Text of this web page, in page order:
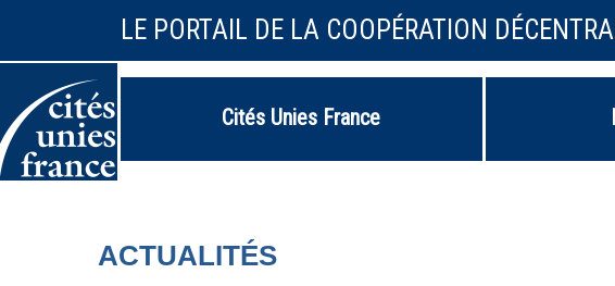
LE PORTAIL DE LA COOPÉRATION
Cités Unies France
ACTUALITÉS